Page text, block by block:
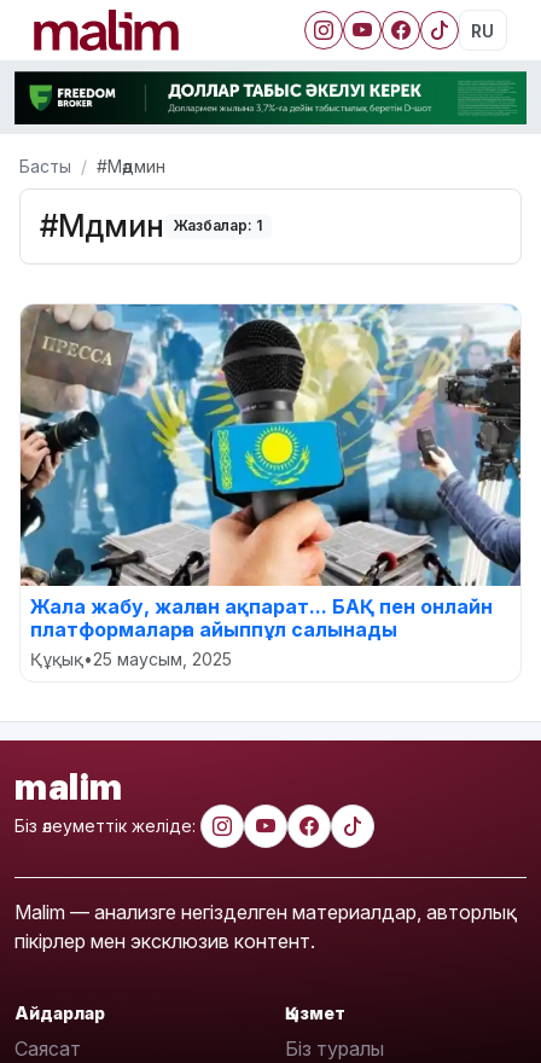
RU
Басты #Мәдмин
#Мәдмин Жазбалар: 1
Жала жабу, жалған ақпарат... БАҚ пен онлайн
платформаларға айыппұл салынады
Құқық•25 маусым, 2025
malim
Біз әлеуметтік желіде:
Malim — анализге негізделген материалдар, авторлық
пікірлер мен эксклюзив контент.
Айдарлар
Саясат
Қызмет
Біз туралы